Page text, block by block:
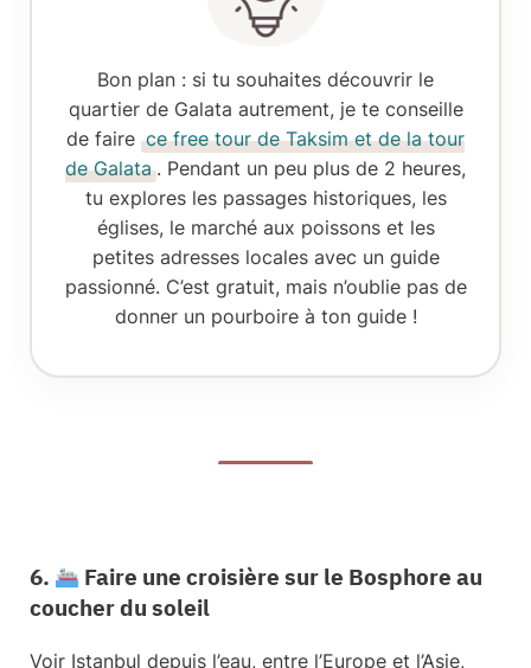
Bon plan : si tu souhaites découvrir le
quartier de Galata autrement, je te conseille
de faire ce free tour de Taksim et de la tour
de Galata . Pendant un peu plus de 2 heures,
tu explores les passages historiques, les
églises, le marché aux poissons et les
petites adresses locales avec un guide
passionné. C’est gratuit, mais n’oublie pas de
donner un pourboire à ton guide !
6.
Faire une croisière sur le Bosphore au
coucher du soleil
Voir Istanbul depuis l’eau, entre l’Europe et l’Asie,